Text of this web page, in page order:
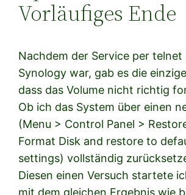
Vorläufiges Ende
Nachdem der Service per telnet
Synology war, gab es die
dass das Volume nicht richtig
Ob ich das System über einen
(Menu > Control Panel >
Format Disk and restore to
settings) vollständig
Diesen einen Versuch startete
mit dem gleichen Ergebnis wie